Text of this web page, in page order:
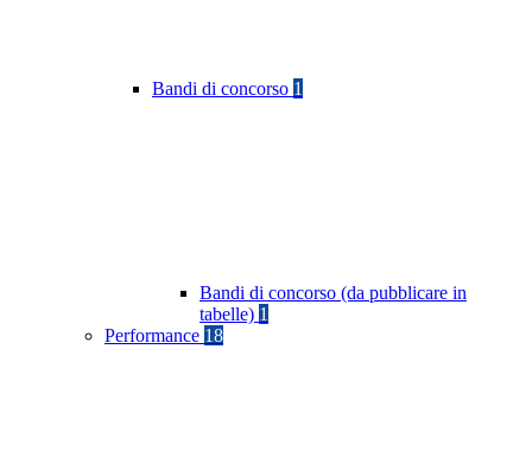
Bandi di concorso 1
Bandi di concorso (da pubblicare in
tabelle) 1
Performance 18